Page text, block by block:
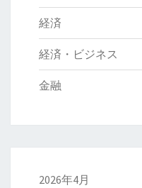
経済
経済・ビジネス
金融
2026年4月